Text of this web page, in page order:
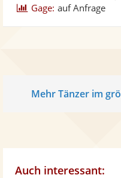
Gage: auf Anfrage
Mehr Tänzer im
Auch interessant: